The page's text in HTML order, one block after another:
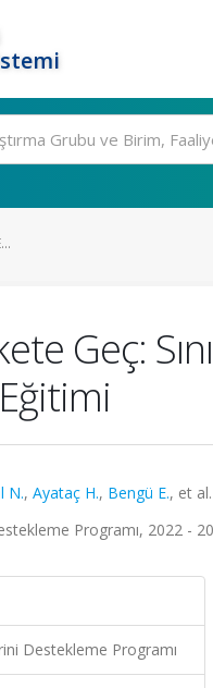
Geç:
N., Ayataç H., Bengü E., et al.
Programı, 2022 -
Destekleme Programı